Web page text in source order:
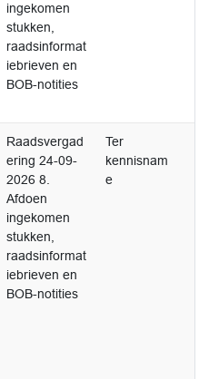
ingekomen
stukken,
raadsinformat
iebrieven en
BOB-notities
Raadsvergad
ering 24-09-
2026 8.
Afdoen
ingekomen
stukken,
raadsinformat
iebrieven en
BOB-notities
Ter
kennisnam
e